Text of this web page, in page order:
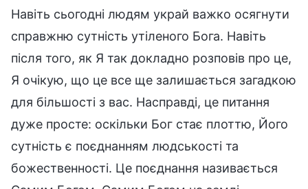
Навіть сьогодні людям украй важко осягнути
справжню сутність утіленого Бога. Навіть
після того, як Я так докладно розповів про це,
Я очікую, що це все ще залишається загадкою
для більшості з вас. Насправді, це питання
дуже просте: оскільки Бог стає плоттю, Його
сутність є поєднанням людськості та
божественності. Це поєднання називається